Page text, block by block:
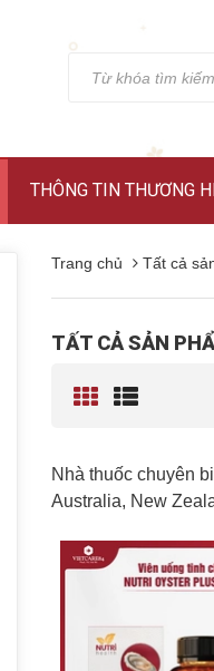
THÔNG TIN THƯƠNG
Trang chủ Tất cả
TẤT CẢ SẢN
Nhà thuốc chuyên
Australia, New